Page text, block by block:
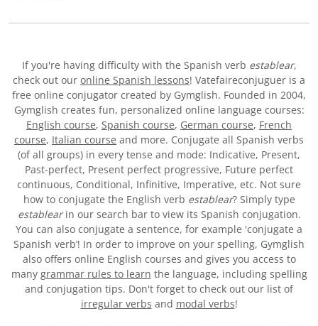
If you're having difficulty with the Spanish verb establear,
check out our online Spanish lessons! Vatefaireconjuguer is a
free online conjugator created by Gymglish. Founded in 2004,
Gymglish creates fun, personalized online language courses:
English course, Spanish course, German course, French
course, Italian course and more. Conjugate all Spanish verbs
(of all groups) in every tense and mode: Indicative, Present,
Past-perfect, Present perfect progressive, Future perfect
continuous, Conditional, Infinitive, Imperative, etc. Not sure
how to conjugate the English verb establear? Simply type
establearin our search bar to view its Spanish conjugation.
You can also conjugate a sentence, for example 'conjugate a
Spanish verb’! In order to improve on your spelling, Gymglish
also offers online English courses and gives you access to
many grammar rules to learn the language, including spelling
and conjugation tips. Don't forget to check out our list of
irregular verbs and modal verbs!